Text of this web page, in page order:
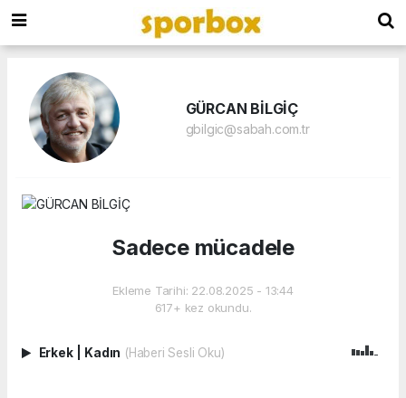
GÜRCAN BİLGİÇ
gbilgic@sabah.com.tr
Sadece mücadele
Ekleme Tarihi: 22.08.2025 - 13:44
617+ kez okundu.
Erkek Kadın (Haberi Sesli Oku)